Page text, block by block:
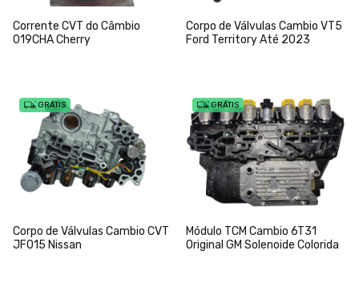
Corrente CVT do Câmbio
019CHA Cherry
Corpo de Válvulas Cambio VT5
Ford Territory Até 2023
GRÁTIS
Corpo de Válvulas Cambio CVT
JF015 Nissan
GRÁTIS
Módulo TCM Cambio 6T31
Original GM Solenoide Colorida